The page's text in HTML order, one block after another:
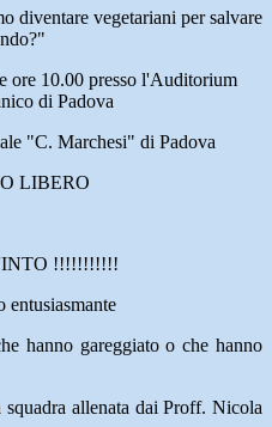
diventare vegetariani per salvare
ore 10.00 presso l'Auditorium
di Padova
"C. Marchesi" di Padova
LIBERO
!!!!!!!!!!!
entusiasmante
hanno gareggiato o che hanno
allenata dai Proff. Nicola